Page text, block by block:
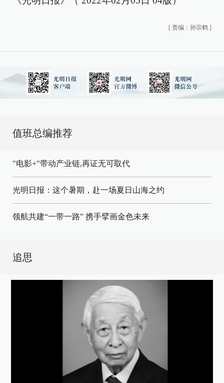
[ 责编：孙宗鹤 ]
值班总编推荐
"电影+"带动产业链,再证无可取代
光明日报：这个暑期，赴一场夏日山海之约
领航共建“一带一路” 携手擘画金色未来
追思